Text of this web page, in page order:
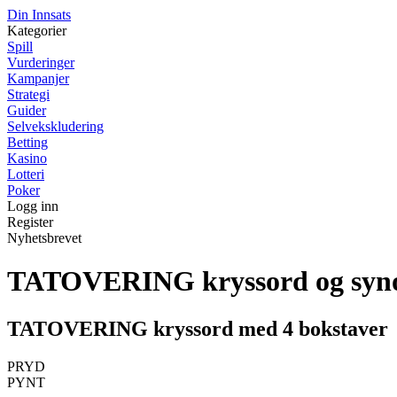
Din Innsats
Kategorier
Spill
Vurderinger
Kampanjer
Strategi
Guider
Selvekskludering
Betting
Kasino
Lotteri
Poker
Logg inn
Register
Nyhetsbrevet
TATOVERING kryssord og
TATOVERING kryssord med 4 bokstaver
PRYD
PYNT